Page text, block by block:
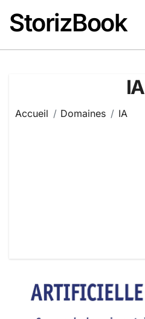
contenu
StorizBook
IA
Accueil Domaines IA